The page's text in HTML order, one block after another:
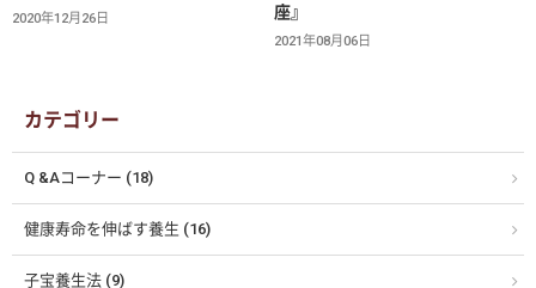
2020年12月26日
座』
2021年08月06日
カテゴリー
Q &Aコーナー (18)
健康寿命を伸ばす養生 (16)
子宝養生法 (9)